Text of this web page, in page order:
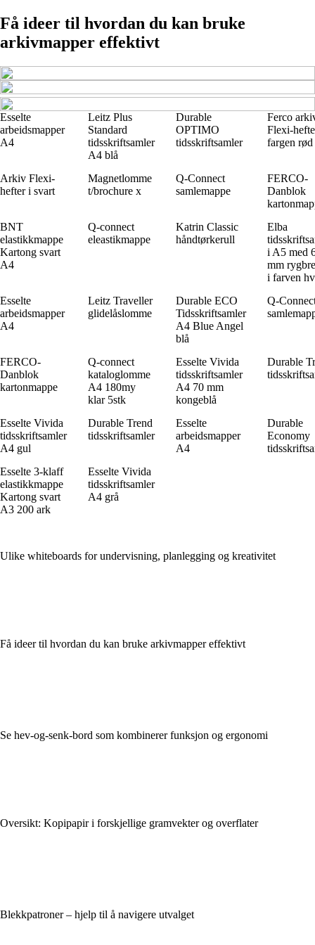
Få ideer til hvordan du kan bruke
arkivmapper effektivt
Esselte
arbeidsmapper
A4
Leitz Plus
Standard
tidsskriftsamler
A4 blå
Durable
OPTIMO
tidsskriftsamler
Ferco
Flexi-
fargen rød
Arkiv Flexi-
hefter i svart
Magnetlomme
t/brochure x
Q-Connect
samlemappe
FERCO-
Danblok
BNT
elastikkmappe
Kartong svart
A4
Q-connect
eleastikmappe
Katrin Classic
håndtørkerull
Elba
i A5 med
mm
i farven
Esselte
arbeidsmapper
A4
Leitz Traveller
glidelåslomme
Durable ECO
Tidsskriftsamler
A4 Blue Angel
blå
Q-
FERCO-
Danblok
kartonmappe
Q-connect
kataloglomme
A4 180my
klar 5stk
Esselte Vivida
tidsskriftsamler
A4 70 mm
kongeblå
Durable
Esselte Vivida
tidsskriftsamler
A4 gul
Durable Trend
tidsskriftsamler
Esselte
arbeidsmapper
A4
Durable
Economy
Esselte 3-klaff
elastikkmappe
Kartong svart
A3 200 ark
Esselte Vivida
tidsskriftsamler
A4 grå
Ulike whiteboards for undervisning, planlegging og kreativitet
Få ideer til hvordan du kan bruke arkivmapper effektivt
Se hev-og-senk-bord som kombinerer funksjon og ergonomi
Oversikt: Kopipapir i forskjellige gramvekter og overflater
Blekkpatroner – hjelp til å navigere utvalget